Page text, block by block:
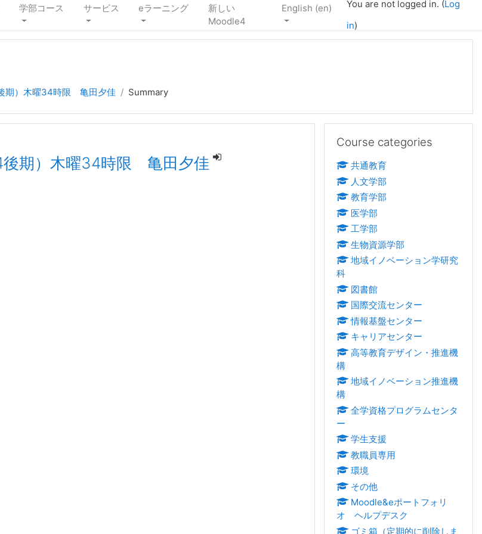
学部コース サービス eラーニング
新しい
Moodle4
English ‎(en)‎ You are not logged in. (Log
in)
期）木曜34時限 亀田夕佳 Summary
期）木曜34時限 亀田夕佳
Course categories
共通教育
人文学部
教育学部
医学部
工学部
生物資源学部
地域イノベーション学研究
科
図書館
国際交流センター
情報基盤センター
キャリアセンター
高等教育デザイン・推進機
構
地域イノベーション推進機
構
全学資格プログラムセンタ
ー
学生支援
教職員専用
環境
その他
Moodle&eポートフォリ
オ ヘルプデスク
ゴミ箱（定期的に削除しま